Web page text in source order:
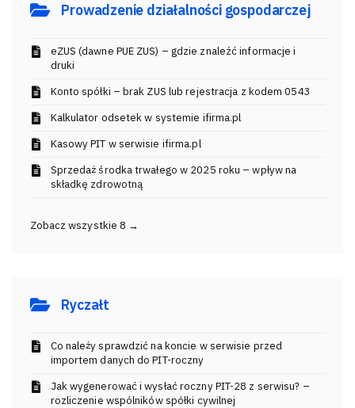
Prowadzenie działalności gospodarczej
eZUS (dawne PUE ZUS) – gdzie znaleźć informacje i
druki
Konto spółki – brak ZUS lub rejestracja z kodem 0543
Kalkulator odsetek w systemie ifirma.pl
Kasowy PIT w serwisie ifirma.pl
Sprzedaż środka trwałego w 2025 roku – wpływ na
składkę zdrowotną
Zobacz wszystkie 8 →
Ryczałt
Co należy sprawdzić na koncie w serwisie przed
importem danych do PIT-roczny
Jak wygenerować i wysłać roczny PIT-28 z serwisu? –
rozliczenie wspólników spółki cywilnej